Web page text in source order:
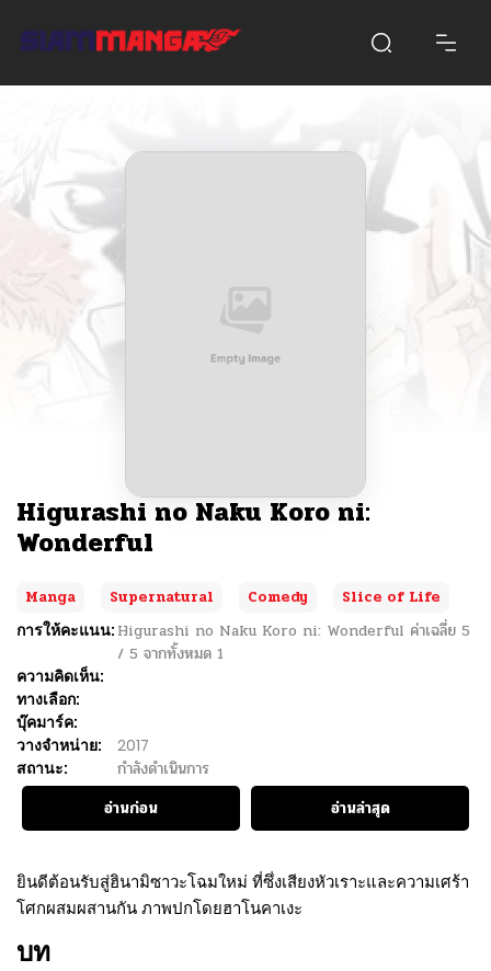
Higurashi no Naku Koro ni:
Wonderful
Manga Supernatural Comedy
Slice of Life
การให้คะแนน: Higurashi no Naku Koro ni: Wonderful ค่าเฉลี่ย 5
/ 5 จากทั้งหมด 1
ความคิดเห็น:
ทางเลือก:
บุ๊คมาร์ค:
วางจำหน่าย:
2017
สถานะ:
กำลังดำเนินการ
อ่านก่อน
อ่านล่าสุด
ยินดีต้อนรับสู่ฮินามิซาวะโฉมใหม่ ที่ซึ่งเสียงหัวเราะและความเศร้า
โศกผสมผสานกัน ภาพปกโดยฮาโนคาเงะ
บท